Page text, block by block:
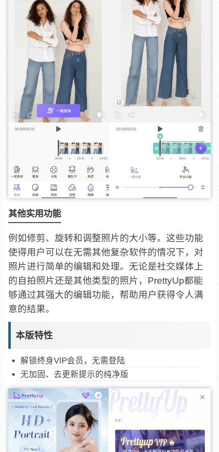
其他实用功能
例如修剪、旋转和调整照片的大小等。这些功能
使得用户可以在无需其他复杂软件的情况下，对
照片进行简单的编辑和处理。无论是社交媒体上
的自拍照片还是其他类型的照片，PrettyUp都能
够通过其强大的编辑功能，帮助用户获得令人满
意的结果。
本版特性
解锁终身VIP会员，无需登陆
无加固、去更新提示的纯净版